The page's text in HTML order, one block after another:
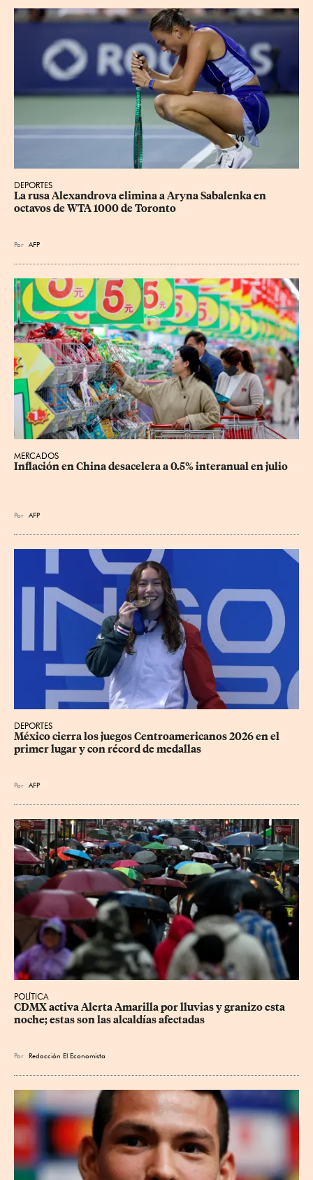
DEPORTES
La rusa Alexandrova elimina a Aryna Sabalenka en
octavos de WTA 1000 de Toronto
Por AFP
MERCADOS
Inflación en China desacelera a 0.5% interanual en julio
Por AFP
DEPORTES
México cierra los juegos Centroamericanos 2026 en el
primer lugar y con récord de medallas
Por AFP
POLÍTICA
CDMX activa Alerta Amarilla por lluvias y granizo esta
noche; estas son las alcaldías afectadas
Por Redacción El Economista